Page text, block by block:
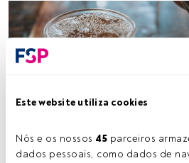
Este website utiliza cookies
Nós e os nossos 45 parceiros
dados pessoais, como dados de